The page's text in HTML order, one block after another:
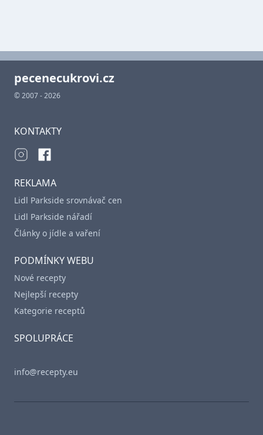
pecenecukrovi.cz
© 2007 - 2026
KONTAKTY
REKLAMA
Lidl Parkside srovnávač cen
Lidl Parkside nářadí
Články o jídle a vaření
PODMÍNKY WEBU
Nové recepty
Nejlepší recepty
Kategorie receptů
SPOLUPRÁCE
info@recepty.eu